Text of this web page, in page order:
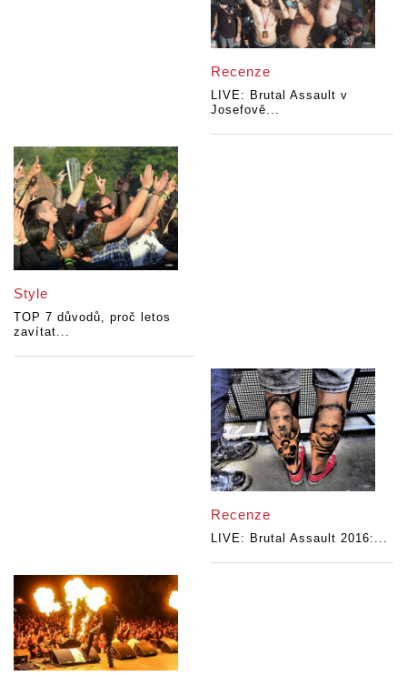
Recenze
LIVE: Brutal Assault v
Josefově...
Style
TOP 7 důvodů, proč letos
zavítat...
Recenze
LIVE: Brutal Assault 2016:...